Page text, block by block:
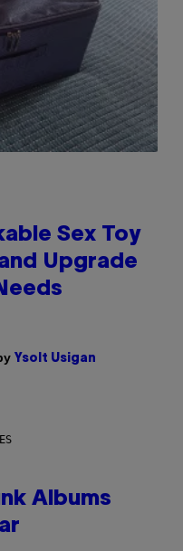
Sex Toy
Upgrade
Ysolt Usigan
Albums